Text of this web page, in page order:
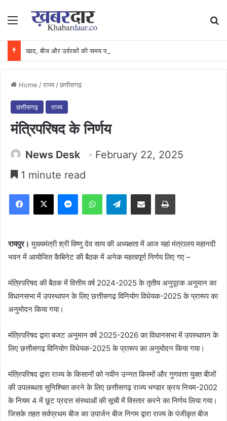
Menu
Home /राज्य /छत्तीसगढ़
छत्तीसगढ़ राज्य
मंत्रिपरिषद के निर्णय
News Desk
February 22, 2025
1 minute read
Facebook
X MessengerWhatsAppTelegramShare via Email Print
रायपुर। मुख्यमंत्री श्री विष्णु देव साय की अध्यक्षता में आज यहां मंत्रालय महानदी
भवन में आयोजित कैबिनेट की बैठक में अनेक महत्वपूर्ण निर्णय लिए गए –
मंत्रिपरिषद की बैठक में वित्तीय वर्ष 2024-2025 के तृतीय अनुपूरक अनुमान का
विधानसभा में उपस्थापन के लिए छत्तीसगढ़ विनियोग विधेयक-2025 के प्रारूप का
अनुमोदन किया गया।
मंत्रिपरिषद द्वारा बजट अनुमान वर्ष 2025-2026 का विधानसभा में उपस्थापन के
लिए छत्तीसगढ़ विनियोग विधेयक-2025 के प्रारूप का अनुमोदन किया गया।
मंत्रिपरिषद द्वारा राज्य के किसानों को नवीन उन्नत किस्मों और गुणवत्ता युक्त बीजों
की उपलब्धता सुनिश्चित करने के लिए छत्तीसगढ़ राज्य भण्डार क्रय नियम-2002
के नियम 4 में छूट प्रदत्त संस्थाओं की सूची में विस्तार करने का निर्णय लिया गया।
जिसके तहत सर्वप्रथम बीज का उपार्जन बीज निगम द्वारा राज्य के पंजीकृत बीज